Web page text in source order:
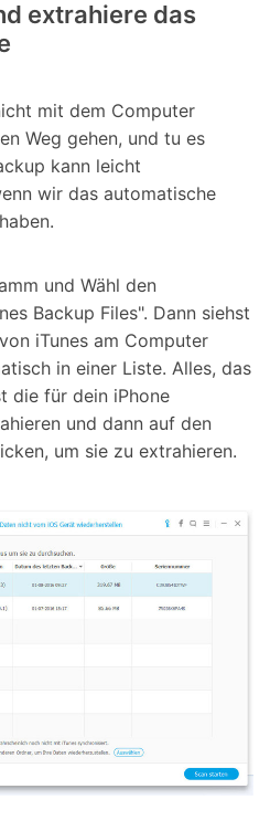
extrahiere das
mit dem Computer
Weg gehen, und tu es
kann leicht
wir das automatische
und Wähl den
Backup Files". Dann siehst
iTunes am Computer
in einer Liste. Alles, das
die für dein iPhone
und dann auf den
um sie zu extrahieren.